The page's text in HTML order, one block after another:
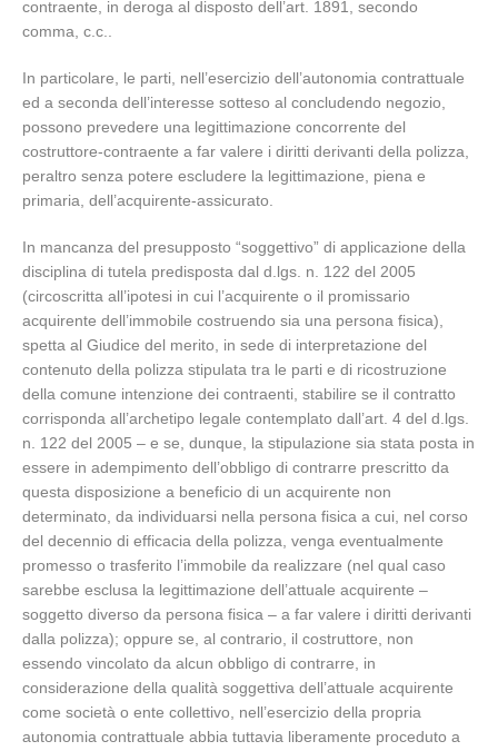
contraente, in deroga al disposto dell’art. 1891, secondo
comma, c.c..
In particolare, le parti, nell’esercizio dell’autonomia contrattuale
ed a seconda dell’interesse sotteso al concludendo negozio,
possono prevedere una legittimazione concorrente del
costruttore-contraente a far valere i diritti derivanti della polizza,
peraltro senza potere escludere la legittimazione, piena e
primaria, dell’acquirente-assicurato.
In mancanza del presupposto “soggettivo” di applicazione della
disciplina di tutela predisposta dal d.lgs. n. 122 del 2005
(circoscritta all’ipotesi in cui l’acquirente o il promissario
acquirente dell’immobile costruendo sia una persona fisica),
spetta al Giudice del merito, in sede di interpretazione del
contenuto della polizza stipulata tra le parti e di ricostruzione
della comune intenzione dei contraenti, stabilire se il contratto
corrisponda all’archetipo legale contemplato dall’art. 4 del d.lgs.
n. 122 del 2005 – e se, dunque, la stipulazione sia stata posta in
essere in adempimento dell’obbligo di contrarre prescritto da
questa disposizione a beneficio di un acquirente non
determinato, da individuarsi nella persona fisica a cui, nel corso
del decennio di efficacia della polizza, venga eventualmente
promesso o trasferito l’immobile da realizzare (nel qual caso
sarebbe esclusa la legittimazione dell’attuale acquirente –
soggetto diverso da persona fisica – a far valere i diritti derivanti
dalla polizza); oppure se, al contrario, il costruttore, non
essendo vincolato da alcun obbligo di contrarre, in
considerazione della qualità soggettiva dell’attuale acquirente
come società o ente collettivo, nell’esercizio della propria
autonomia contrattuale abbia tuttavia liberamente proceduto a